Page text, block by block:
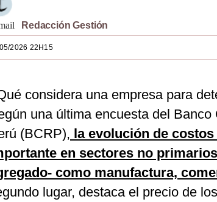
Redacción Gestión
2026 22H15
considera una empresa para
una última encuesta del
(BCRP), la evolución de
en sectores no
como manufactura,
lugar, destaca el precio de